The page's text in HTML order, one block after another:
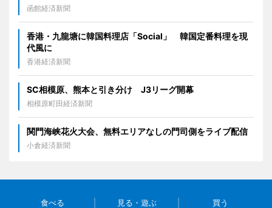
函館経済新聞
香港・九龍塘に韓国料理店「Social」 韓国定番料理を現
代風に
香港経済新聞
SC相模原、熊本と引き分け J3リーグ開幕
相模原町田経済新聞
関門海峡花火大会、無料エリアなしの門司側をライブ配信
小倉経済新聞
食べる 見る・遊ぶ 買う